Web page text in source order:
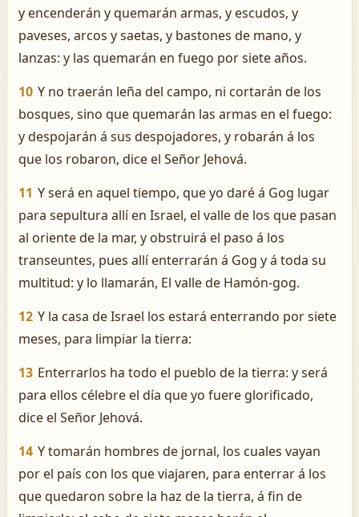
y encenderán y quemarán armas, y escudos, y
paveses, arcos y saetas, y bastones de mano, y
lanzas: y las quemarán en fuego por siete años.
10 Y no traerán leña del campo, ni cortarán de los
bosques, sino que quemarán las armas en el fuego:
y despojarán á sus despojadores, y robarán á los
que los robaron, dice el Señor Jehová.
11 Y será en aquel tiempo, que yo daré á Gog lugar
para sepultura allí en Israel, el valle de los que pasan
al oriente de la mar, y obstruirá el paso á los
transeuntes, pues allí enterrarán á Gog y á toda su
multitud: y lo llamarán, El valle de Hamón-gog.
12 Y la casa de Israel los estará enterrando por siete
meses, para limpiar la tierra:
13 Enterrarlos ha todo el pueblo de la tierra: y será
para ellos célebre el día que yo fuere glorificado,
dice el Señor Jehová.
14 Y tomarán hombres de jornal, los cuales vayan
por el país con los que viajaren, para enterrar á los
que quedaron sobre la haz de la tierra, á fin de